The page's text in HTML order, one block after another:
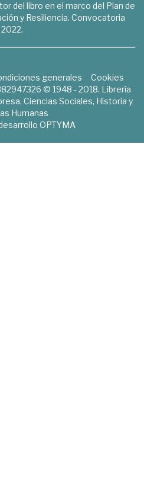
del libro en el marco del Plan de
y Resiliencia. Convocatoria
2022.
generales
Cookies
© 1948 - 2018. Librería
Ciencias Sociales, Historia y
Humanas
OPTYMA